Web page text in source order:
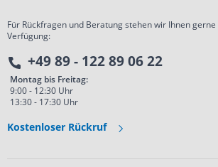
Für Rückfragen und Beratung stehen wir Ihnen
Verfügung:
+49 89 - 122 89 06 22
Montag bis Freitag:
9:00 - 12:30 Uhr
13:30 - 17:30 Uhr
Kostenloser Rückruf